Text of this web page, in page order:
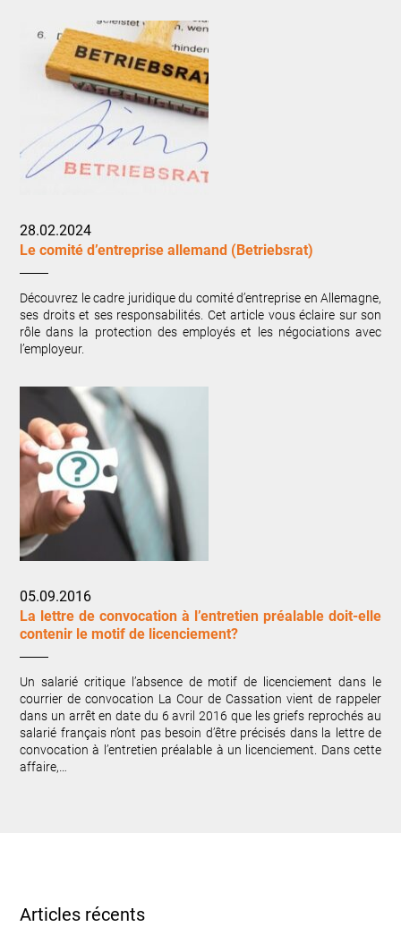
28.02.2024
Le comité d’entreprise allemand (Betriebsrat)
Découvrez le cadre juridique du comité d’entreprise en Allemagne,
ses droits et ses responsabilités. Cet article vous éclaire sur son
rôle dans la protection des employés et les négociations avec
l’employeur.
05.09.2016
La lettre de convocation à l’entretien préalable doit-elle
contenir le motif de licenciement?
Un salarié critique l’absence de motif de licenciement dans le
courrier de convocation La Cour de Cassation vient de rappeler
dans un arrêt en date du 6 avril 2016 que les griefs reprochés au
salarié français n’ont pas besoin d’être précisés dans la lettre de
convocation à l’entretien préalable à un licenciement. Dans cette
affaire,…
Articles récents